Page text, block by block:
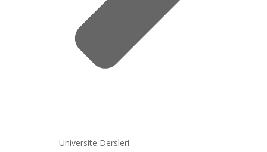
Üniversite Dersleri